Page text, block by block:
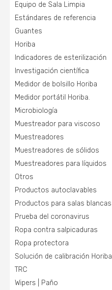
Equipo de Sala Limpia
Estándares de referencia
Guantes
Horiba
Indicadores de esterilización
Investigación científica
Medidor de bolsillo Horiba
Medidor portátil Horiba.
Microbiología
Muestreador para viscoso
Muestreadores
Muestreadores de sólidos
Muestreadores para líquidos
Otros
Productos autoclavables
Productos para salas blancas
Prueba del coronavirus
Ropa contra salpicaduras
Ropa protectora
Solución de calibración Horiba
TRC
Wipers | Paño